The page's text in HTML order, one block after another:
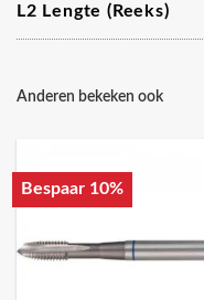
L2 Lengte (reeks)
Anderen bekeken ook
Bespaar 10%